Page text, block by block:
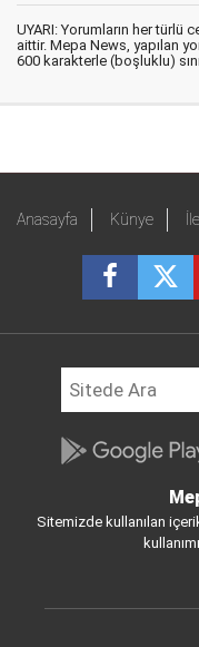
UYARI: Yorumların her
aittir. Mepa News, yapılan
600 karakterle (boşluklu)
Anasayfa Künye
Sitemizde kullanılan